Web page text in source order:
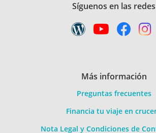
Síguenos en las redes
Más información
Preguntas frecuentes
Financia tu viaje en
Nota Legal y Condiciones de